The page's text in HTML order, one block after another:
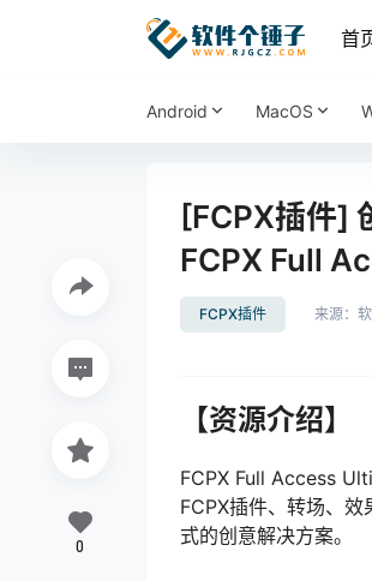
首
Android MacOS
[FCPX插件]
FCPX Full
FCPX插件 来源：
【资源介绍】
FCPX Full Access
FCPX插件、转场、
式的创意解决方案。
0